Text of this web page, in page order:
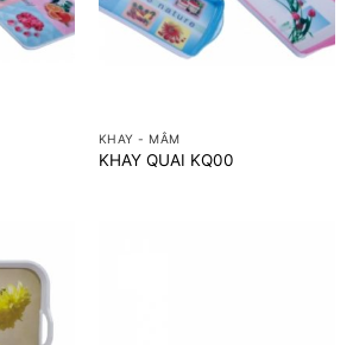
KHAY - MÂM
KHAY QUAI KQ00